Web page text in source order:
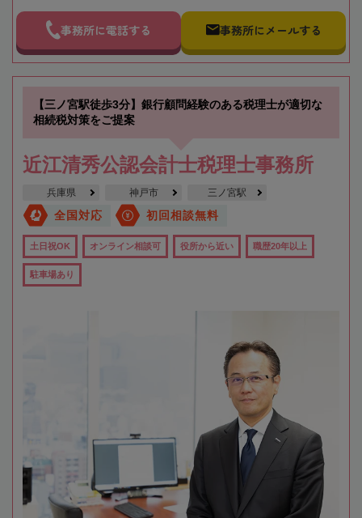
事務所に電話する 事務所にメールする
【三ノ宮駅徒歩3分】銀行顧問経験のある税理士が適切な
相続税対策をご提案
近江清秀公認会計士税理士事務所
兵庫県 神戸市 三ノ宮駅
全国対応 初回相談無料
土日祝OK オンライン相談可 役所から近い 職歴20年以上
駐車場あり